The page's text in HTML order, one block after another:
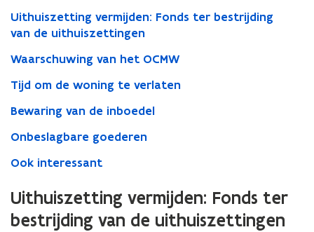
Uithuiszetting vermijden: Fonds ter bestrijding
van de uithuiszettingen
Waarschuwing van het OCMW
Tijd om de woning te verlaten
Bewaring van de inboedel
Onbeslagbare goederen
Ook interessant
Uithuiszetting vermijden: Fonds ter
bestrijding van de uithuiszettingen